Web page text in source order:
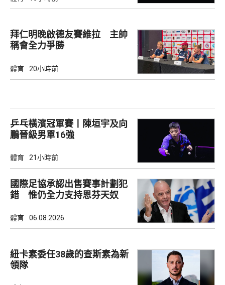
拜仁明晚啟德友賽維拉 主帥
稱會全力爭勝
體育 20小時前
乒乓橫濱冠軍賽丨陳垣宇及向
鵬晉級男單16強
體育 21小時前
國際足協承認出售賽事計劃犯
錯 惟仍全力支持恩芬天奴
體育 06.08.2026
紐卡素委任38歲的查斯素為新
領隊